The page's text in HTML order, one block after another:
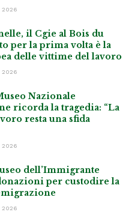
2026
il Cgie al Bois du
per la prima volta è la
delle vittime del lavoro
2026
Nazionale
ricorda la tragedia: “La
resta una sfida
2026
dell’Immigrante
per custodire la
2026